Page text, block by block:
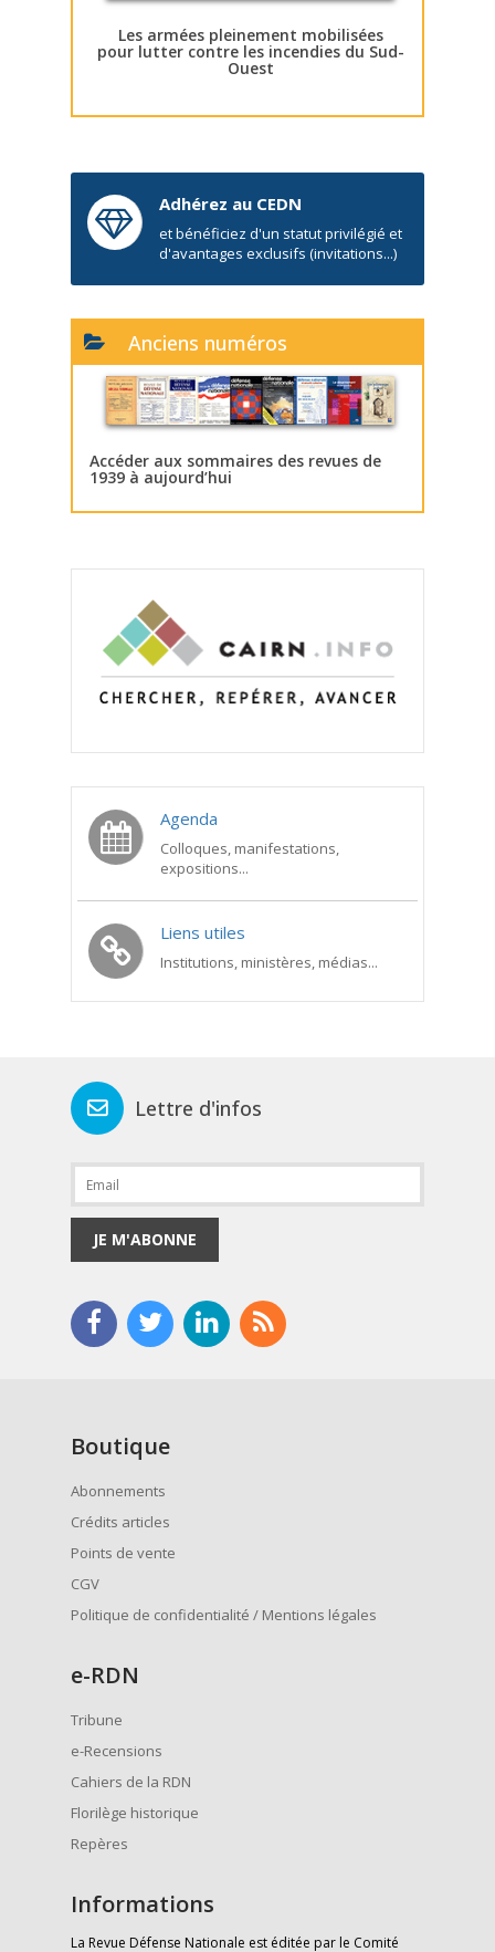
Les armées pleinement mobilisées
pour lutter contre les incendies du Sud-
Ouest
Adhérez au CEDN
et bénéficiez d'un statut privilégié et
d'avantages exclusifs (invitations...)
Anciens numéros
Accéder aux sommaires des revues de
1939 à aujourd’hui
Agenda
Colloques, manifestations,
expositions...
Liens utiles
Institutions, ministères, médias...
Lettre d'infos
JE M'ABONNE
Boutique
Abonnements
Crédits articles
Points de vente
CGV
Politique de confidentialité / Mentions légales
e-RDN
Tribune
e-Recensions
Cahiers de la RDN
Florilège historique
Repères
Informations
La Revue Défense Nationale est éditée par le Comité